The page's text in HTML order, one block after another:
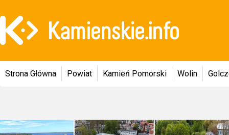
Strona Główna Powiat Kamień Pomorski Wolin